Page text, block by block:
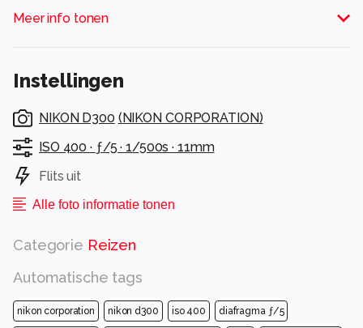
Alle rechten voorbehouden
Meer info tonen
Instellingen
NIKON D300 ( NIKON CORPORATION)
ISO 400 · ƒ/5 ·1/500s ·11mm
Flits uit
Alle foto informatie tonen
Categorie Reizen
Automatische tags
nikon corporation nikon d300 iso 400 diafragma ƒ/5